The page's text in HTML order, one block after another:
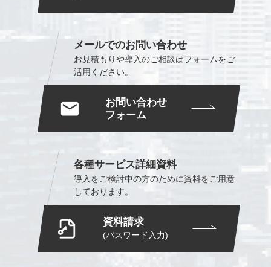
メールでのお問い合わせ
お見積もりや導入のご相談はフォームをご
活用ください。
お問い合わせ
フォーム
各種サービス詳細資料
導入をご検討中の方のために資料をご用意
しております。
資料請求
(パスワード入力)